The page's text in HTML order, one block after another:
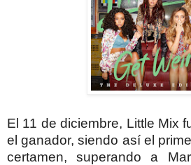
El 11 de diciembre, Little Mix
el ganador, siendo así el
certamen,superando a